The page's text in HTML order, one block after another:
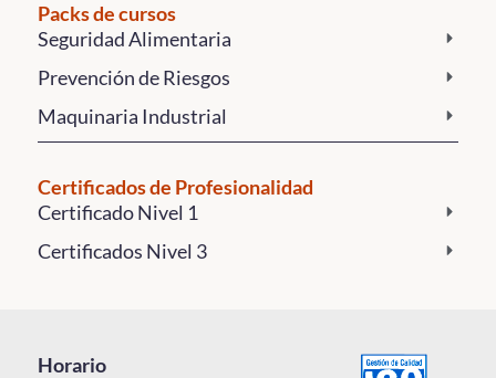
Packs de cursos
Seguridad Alimentaria
Prevención de Riesgos
Maquinaria Industrial
Certificados de Profesionalidad
Certificado Nivel 1
Certificados Nivel 3
Horario